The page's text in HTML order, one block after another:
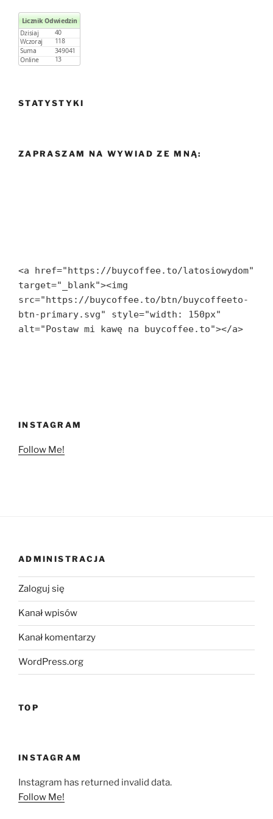
STATYSTYKI
ZAPRASZAM NA WYWIAD ZE MNĄ:
<a href="https://buycoffee.to/latosiowydom"
target="_blank"><img
src="https://buycoffee.to/btn/buycoffeeto-
btn-primary.svg" style="width: 150px"
alt="Postaw mi kawę na buycoffee.to"></a>
INSTAGRAM
Follow Me!
ADMINISTRACJA
Zaloguj się
Kanał wpisów
Kanał komentarzy
WordPress.org
TOP
INSTAGRAM
Instagram has returned invalid data.
Follow Me!